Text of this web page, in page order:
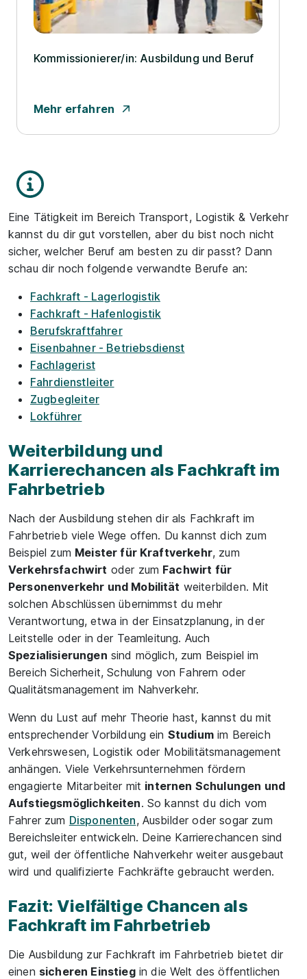
Kommissionierer/­in: Ausbildung und Beruf
Mehr erfahren
Eine Tätigkeit im Bereich Transport, Logistik & Verkehr
kannst du dir gut vorstellen, aber du bist noch nicht
sicher, welcher Beruf am besten zu dir passt? Dann
schau dir noch folgende verwandte Berufe an:
Fachkraft - Lagerlogistik
Fachkraft - Hafenlogistik
Berufskraftfahrer
Eisenbahner - Betriebsdienst
Fachlagerist
Fahrdienstleiter
Zugbegleiter
Lokführer
Weiterbildung und
Karrierechancen als Fachkraft im
Fahrbetrieb
Nach der Ausbildung stehen dir als Fachkraft im
Fahrbetrieb viele Wege offen. Du kannst dich zum
Beispiel zum Meister für Kraftverkehr, zum
Verkehrsfachwirt oder zum Fachwirt für
Personenverkehr und Mobilität weiterbilden. Mit
solchen Abschlüssen übernimmst du mehr
Verantwortung, etwa in der Einsatzplanung, in der
Leitstelle oder in der Teamleitung. Auch
Spezialisierungen sind möglich, zum Beispiel im
Bereich Sicherheit, Schulung von Fahrern oder
Qualitätsmanagement im Nahverkehr.
Wenn du Lust auf mehr Theorie hast, kannst du mit
entsprechender Vorbildung ein Studiumim Bereich
Verkehrswesen, Logistik oder Mobilitätsmanagement
anhängen. Viele Verkehrsunternehmen fördern
engagierte Mitarbeiter mit internen Schulungen und
Aufstiegsmöglichkeiten. So kannst du dich vom
Fahrer zum Disponenten, Ausbilder oder sogar zum
Bereichsleiter entwickeln. Deine Karrierechancen sind
gut, weil der öffentliche Nahverkehr weiter ausgebaut
wird und qualifizierte Fachkräfte gebraucht werden.
Fazit: Vielfältige Chancen als
Fachkraft im Fahrbetrieb
Die Ausbildung zur Fachkraft im Fahrbetrieb bietet dir
einen sicheren Einstiegin die Welt des öffentlichen